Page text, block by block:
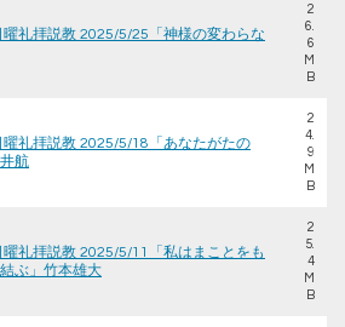
礼拝説教 2025/5/25「神様の変わらな
2
6.
6
M
B
礼拝説教 2025/5/18「あなたがたの
航
2
4.
9
M
B
礼拝説教 2025/5/11「私はまことをも
ぶ」竹本雄大
2
5.
4
M
B